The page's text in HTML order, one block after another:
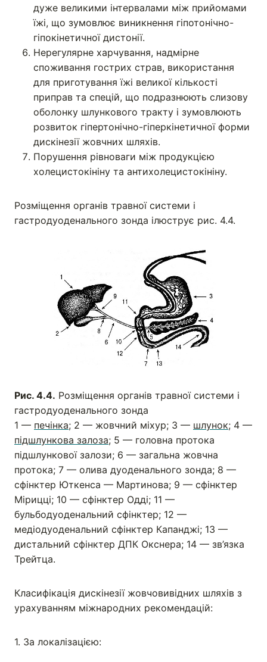
дуже великими інтервалами між прийомами
їжі, що зумовлює виникнення гіпотонічно-
гіпокінетичної дистонії.
Нерегулярне харчування, надмірне
споживання гострих страв, використання
для приготування їжі великої кількості
приправ та спецій, що подразнюють слизову
оболонку шлункового тракту і зумовлюють
розвиток гіпертонічно-гіперкінетичної форми
дискінезії жовчних шляхів.
Порушення рівноваги між продукцією
холецистокініну та антихолецистокініну.
Розміщення органів травної системи і
гастродуоденального зонда ілюструє рис. 4.4.
Рис. 4.4. Розміщення органів травної системи і
гастродуоденального зонда
1 — печінка; 2 — жовчний міхур; 3 — шлунок; 4 —
підшлункова залоза; 5 — головна протока
підшлункової залози; 6 — загальна жовчна
протока; 7 — олива дуоденального зонда; 8 —
сфінктер Юткенса — Мартинова; 9 — сфінктер
Мірицці; 10 — сфінктер Одді; 11 —
бульбодуоденальний сфінктер; 12 —
медіодуоденальний сфінктер Капанджі; 13 —
дистальний сфінктер ДПК Окснера; 14 — зв’язка
Трейтца.
Класифікація дискінезії жовчовивідних шляхів з
урахуванням міжнародних рекомендацій:
1. За локалізацією: